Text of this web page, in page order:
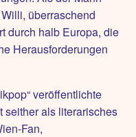
überraschend
durch halb Europa, die
Herausforderungen
veröffentlichte
seither als literarisches
Fan,